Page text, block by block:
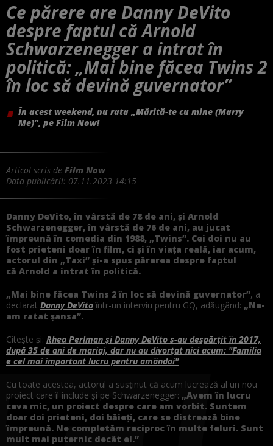
Ce părere are Danny DeVito
despre faptul că Arnold
Schwarzenegger a intrat în
politică: „Mai bine făcea Twins 2
în loc să devină guvernator”
În acest weekend, nu rata „Mărită-te cu mine (Marry
Me)”, pe Film Now!
Articol scris de Film Now
Data publicării: 07.11.2023 14:15
Danny DeVito, în vârstă de 78 de ani, și Arnold
Schwarzenegger, în vârstă de 76 de ani, au jucat
împreună în comedia din 1988, „Twins”. Cei doi nu au
fost prieteni doar în film, ci și în viața reală, iar acum,
actorul din „Taxi” și-a spus părerea despre faptul
că Arnold a intrat în politică.
„Mai bine făcea Twins 2 în loc să devină guvernator”, a
declarat Danny DeVitoîntr-un interviu pentru GQ, adăugând: „Ne-
am ratat șansa”.
Citește și: Rhea Perlman și Danny DeVito s-au despărțit în 2017,
după 35 de ani de mariaj, dar nu au divorțat nici acum: "Familia
e cel mai important lucru pentru amândoi"
Cu toate acestea, actorul a susținut că acum lucrează al un nou
proiect care îl include și pe Schwarzenegger: „Avem în lucru
ceva mic, un proiect despre care am vorbit. Suntem
doar doi prieteni, doi băieți, care se distrează bine
împreună. Ne completăm reciproc în multe feluri. Sunt
mult mai puternic decât el.”